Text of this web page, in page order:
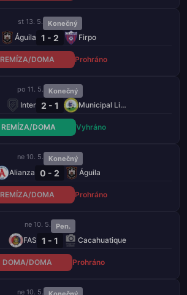
st 13. 5. Konečný
Águila 1 - 2 Firpo
REMÍZA/DOMA Prohráno
po 11. 5. Konečný
Inter 2 - 1 Municipal Limeño
REMÍZA/DOMA Vyhráno
ne 10. 5. Konečný
Alianza 0 - 2 Águila
REMÍZA/DOMA Prohráno
ne 10. 5. Pen.
FAS 1 - 1 Cacahuatique
DOMA/DOMA Prohráno
ne 10. 5.